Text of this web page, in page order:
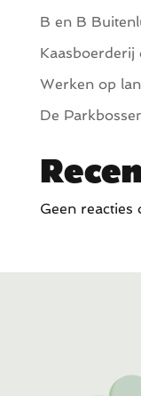
B en B
Kaasboerderij
Werken op
De
Geen reacties